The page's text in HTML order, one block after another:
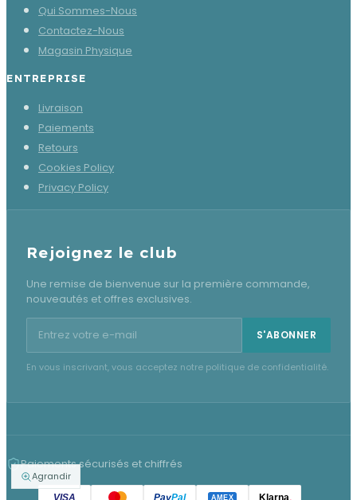
Agrandir
Qui Sommes-Nous
Contactez-Nous
Magasin Physique
ENTREPRISE
Livraison
Paiements
Retours
Cookies Policy
Privacy Policy
Rejoignez le club
Une remise de bienvenue sur la première commande,
nouveautés et offres exclusives.
S'ABONNER
En vous inscrivant, vous acceptez notre politique de confidentialité.
Paiements sécurisés et chiffrés
VISA PayPal AMEX Klarna.